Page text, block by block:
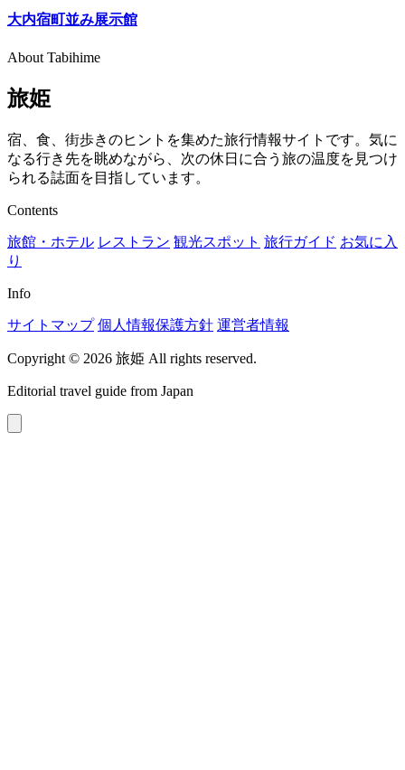
大内宿町並み展示館
About Tabihime
旅姫
宿、食、街歩きのヒントを集めた旅行情報サイトです。気に
なる行き先を眺めながら、次の休日に合う旅の温度を見つけ
られる誌面を目指しています。
Contents
旅館・ホテル レストラン 観光スポット 旅行ガイド お気に入
り
Info
サイトマップ 個人情報保護方針 運営者情報
Copyright © 2026 旅姫 All rights reserved.
Editorial travel guide from Japan